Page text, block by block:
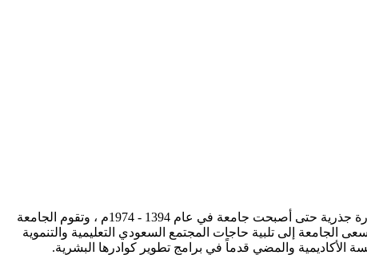
تأسست جامعة الإمام محمد بن سعود الإسلامية ممثلة في كلية الشريعة في سنة 1373هـ 1953م، وتطورت منذ ذلك الحين بصورة جذرية حتى أصبحت جامعة في عام 1394 - 1974م ، وتقوم الجامعة
الجامعة إلى تلبية حاجات المجتمع السعودي التعليمية والتنموية
الأكاديمية والمضي قدماً في برامج تطوير كوادرها البشرية.